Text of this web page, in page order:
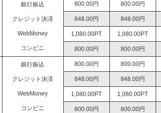
銀行振込
クレジット決済
WebMoney
コンビニ
800.00円 800.00円
848.00円 848.00円
1,080.00PT 1,080.00PT
800.00円 800.00円
銀行振込
クレジット決済
WebMoney
コンビニ
800.00円 800.00円
848.00円 848.00円
1,080.00PT 1,080.00PT
800.00円 800.00円